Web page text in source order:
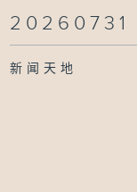
20260731
新闻天地